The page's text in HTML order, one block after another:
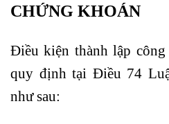
CHỨNG KHOÁN
Điều kiện thành lập
quy định tại Điều 74
như sau: